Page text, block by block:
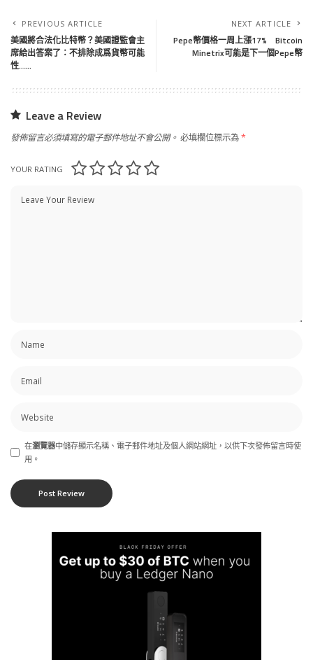
PREVIOUS ARTICLE
美國將合法化比特幣？美國證監會主
席給出答案了：不排除成爲貨幣可能
性……
NEXT ARTICLE
Pepe幣價格一周上漲17% Bitcoin
Minetrix可能是下一個Pepe幣
Leave a Review
發佈留言必須填寫的電子郵件地址不會公開。 必填欄位標示為*
YOUR RATING
在瀏覽器中儲存顯示名稱、電子郵件地址及個人網站網址，以供下次發佈留言時使
用。